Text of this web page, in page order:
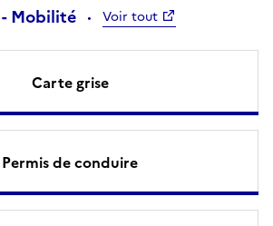
Mobilité Voir tout
Carte grise
Permis de conduire